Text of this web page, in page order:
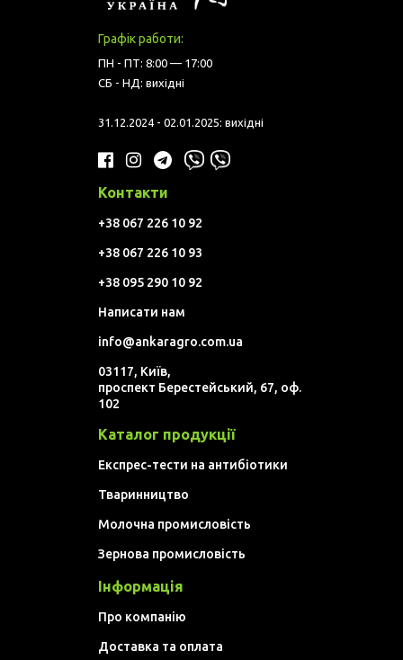
Графік работи:
ПН - ПТ: 8:00 — 17:00
СБ - НД: вихідні
31.12.2024 - 02.01.2025: вихідні
Контакти
+38 067 226 10 92
+38 067 226 10 93
+38 095 290 10 92
Написати нам
info@ankaragro.com.ua
03117, Київ,
проспект Берестейський, 67, оф.
102
Каталог продукції
Експрес-тести на антибіотики
Тваринництво
Молочна промисловість
Зернова промисловість
Інформація
Про компанію
Доставка та оплата